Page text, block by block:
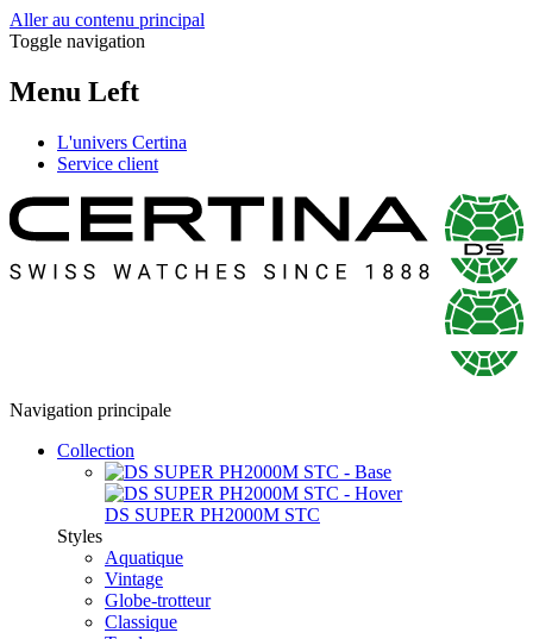
Aller au contenu principal
Toggle navigation
Menu Left
L'univers Certina
Service client
Navigation principale
Collection
DS SUPER PH2000M STC
Styles
Aquatique
Vintage
Globe-trotteur
Classique